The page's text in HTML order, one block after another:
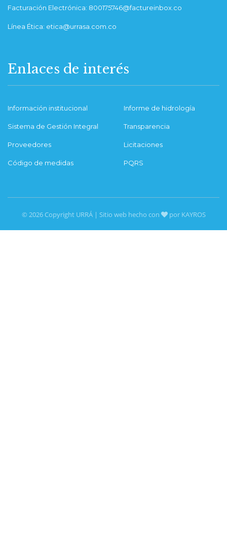
Facturación Electrónica: 800175746@factureinbox.co
Línea Ética: etica@urrasa.com.co
Enlaces de interés
Información institucional Informe de hidrología
Sistema de Gestión Integral Transparencia
Proveedores Licitaciones
Código de medidas PQRS
© 2026 Copyright URRÁ | Sitio web hecho con por KAYROS